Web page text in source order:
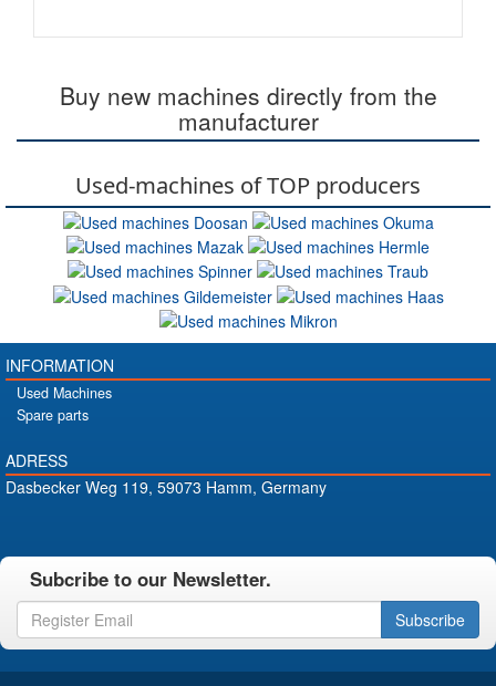
Buy new machines directly from the
manufacturer
Used-machines of TOP producers
INFORMATION
Used Machines
Spare parts
ADRESS
Dasbecker Weg 119, 59073 Hamm, Germany
Subcribe to our Newsletter.
Subscribe